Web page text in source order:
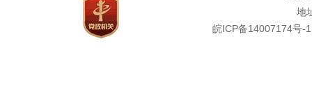
地
皖ICP备14007174号-1